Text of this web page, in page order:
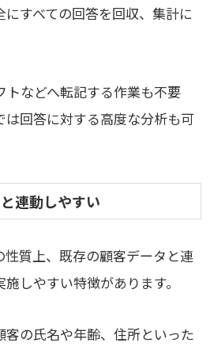
にすべての回答を回収、集計に
トなどへ転記する作業も不要
は回答に対する高度な分析も可
連動しやすい
性質上、既存の顧客データと連
しやすい特徴があります。
客の氏名や年齢、住所といった